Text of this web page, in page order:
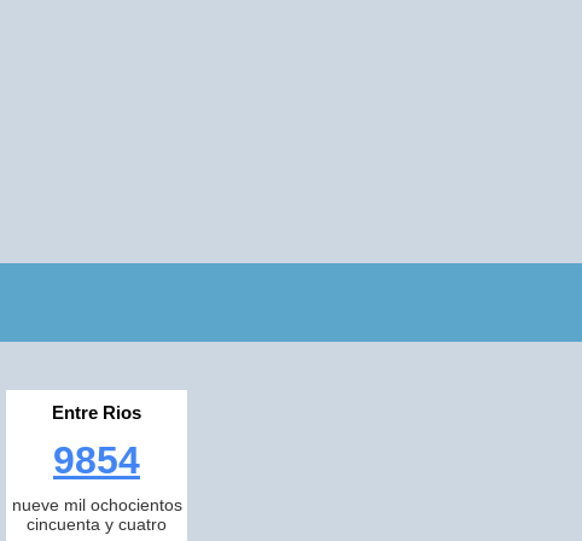
Entre Rios
9854
nueve mil ochocientos
cincuenta y cuatro